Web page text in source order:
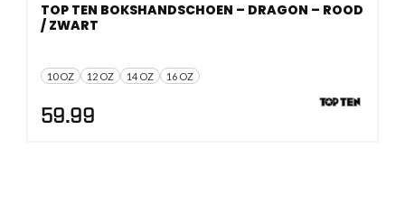
10 OZ 12 OZ 14 OZ 16 OZ
TOP TEN BOKSHANDSCHOEN – DRAGON – ROOD
/ ZWART
59.99